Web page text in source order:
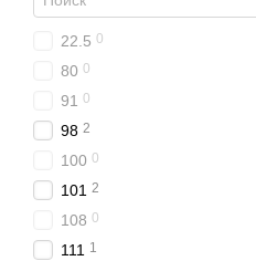
22.5 0
80 0
91 0
98 2
100 0
101 2
108 0
111 1